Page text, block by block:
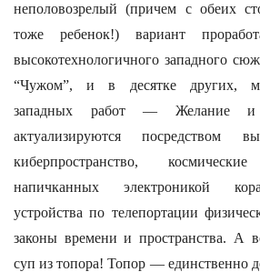
неполовозрелый (причем с обеих
тоже ребенок!) вариант
высокотехнологичного западного
“Чужом”, и в десятке других,
западных работ — Желание и
актуализируются посредством
киберпространство,
напичканных электроникой
устройства по телепортации
законы времени и пространства. А
суп из топора! Топор — единственно